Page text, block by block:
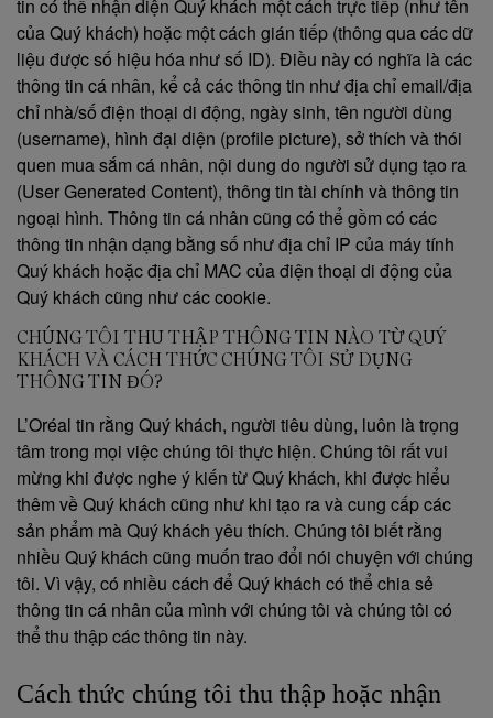
tin có thể nhận diện Quý khách một cách trực tiếp (như tên
của Quý khách) hoặc một cách gián tiếp (thông qua các dữ
liệu được số hiệu hóa như số ID). Điều này có nghĩa là các
thông tin cá nhân, kể cả các thông tin như địa chỉ email/địa
chỉ nhà/số điện thoại di động, ngày sinh, tên người dùng
(username), hình đại diện (profile picture), sở thích và thói
quen mua sắm cá nhân, nội dung do người sử dụng tạo ra
(User Generated Content), thông tin tài chính và thông tin
ngoại hình. Thông tin cá nhân cũng có thể gồm có các
thông tin nhận dạng bằng số như địa chỉ IP của máy tính
Quý khách hoặc địa chỉ MAC của điện thoại di động của
Quý khách cũng như các cookie.
CHÚNG TÔI THU THẬP THÔNG TIN NÀO TỪ QUÝ
KHÁCH VÀ CÁCH THỨC CHÚNG TÔI SỬ DỤNG
THÔNG TIN ĐÓ?
L’Oréal tin rằng Quý khách, người tiêu dùng, luôn là trọng
tâm trong mọi việc chúng tôi thực hiện. Chúng tôi rất vui
mừng khi được nghe ý kiến từ Quý khách, khi được hiểu
thêm về Quý khách cũng như khi tạo ra và cung cấp các
sản phẩm mà Quý khách yêu thích. Chúng tôi biết rằng
nhiều Quý khách cũng muốn trao đổi nói chuyện với chúng
tôi. Vì vậy, có nhiều cách để Quý khách có thể chia sẻ
thông tin cá nhân của mình với chúng tôi và chúng tôi có
thể thu thập các thông tin này.
Cách thức chúng tôi thu thập hoặc nhận